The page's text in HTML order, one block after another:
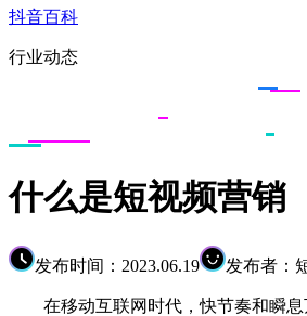
抖音百科
行业动态
什么是短视频营销
发布时间：2023.06.19 发布者：
在移动互联网时代，快节奏和瞬息